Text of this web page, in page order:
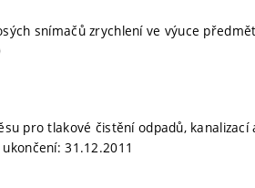
snímačů zrychlení ve výuce
pro tlakové čistění odpadů,
31.12.2011